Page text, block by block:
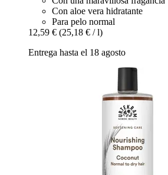
Con aloe vera hidratante
Para pelo normal
12,59 € (25,18 € / l)
Entrega hasta el 18 agosto